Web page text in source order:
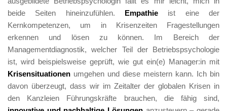
beide Seiten hineinzufühlen. Empathie ist eine der
Kernkompetenzen, um in Krisenzeiten Fragestellungen
erkennen und lösen zu können. Im Bereich der
Managementdiagnostik, welcher Teil der Betriebspsychologie
Krisensituationen umgehen und diese meistern kann. Ich bin
davon überzeugt, dass wir im Zeitalter der globalen Krisen in